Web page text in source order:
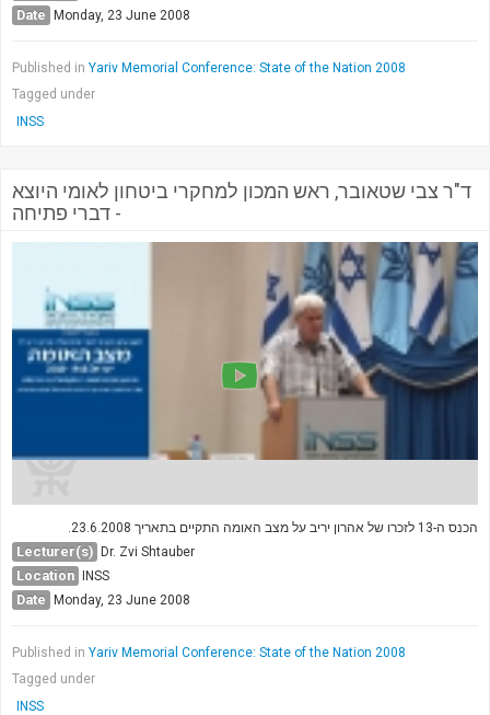
Date Monday, 23 June 2008
Published in Yariv Memorial Conference: State of the Nation 2008
Tagged under
INSS
ד"ר צבי שטאובר, ראש המכון למחקרי ביטחון לאומי היוצא
- דברי פתיחה
הכנס ה-13 לזכרו של אהרון יריב על מצב האומה התקיים בתאריך 23.6.2008.
Lecturer(s) Dr. Zvi Shtauber
Location INSS
Date Monday, 23 June 2008
Published in Yariv Memorial Conference: State of the Nation 2008
Tagged under
INSS